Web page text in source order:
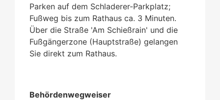
Parken auf dem Schladerer-Parkplatz;
Fußweg bis zum Rathaus ca. 3 Minuten.
Über die Straße 'Am Schießrain' und die
Fußgängerzone (Hauptstraße) gelangen
Sie direkt zum Rathaus.
Behördenwegweiser